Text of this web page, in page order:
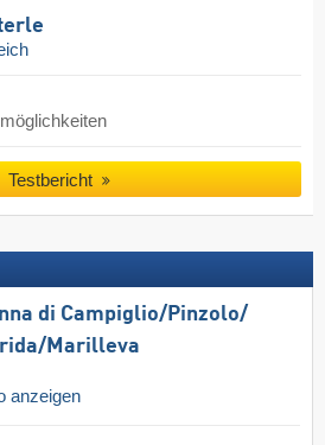
Testbericht
di Campiglio/​Pinzolo/​
​Marilleva
anzeigen